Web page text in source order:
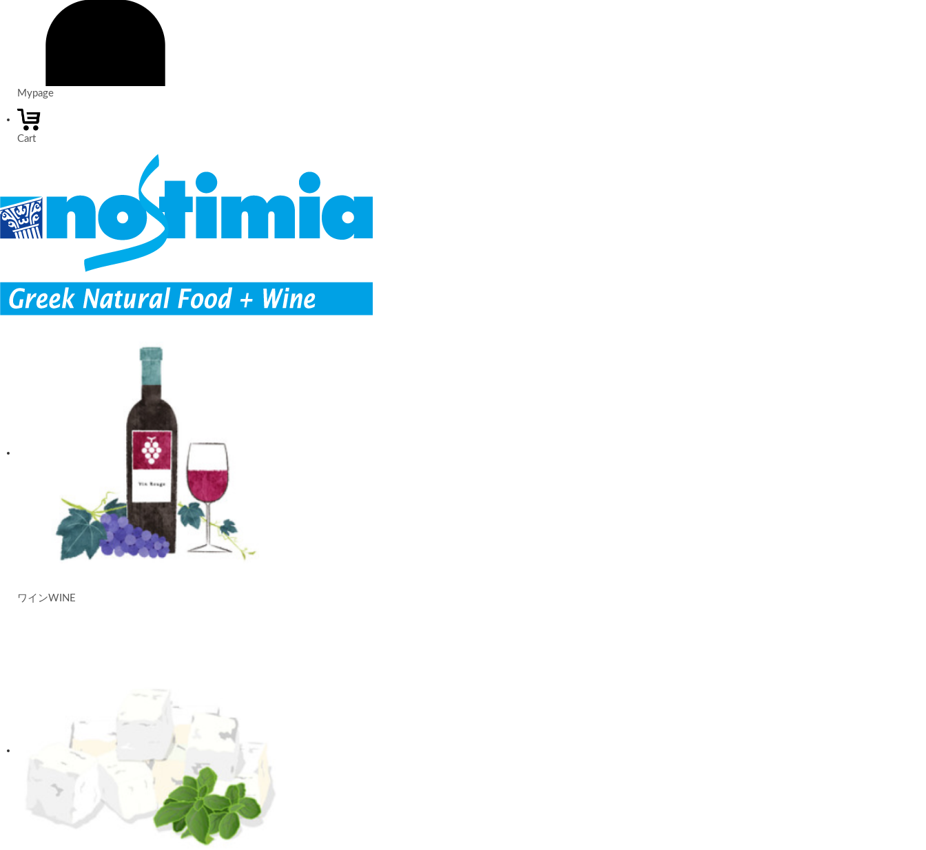
Mypage
Cart
ワインWINE